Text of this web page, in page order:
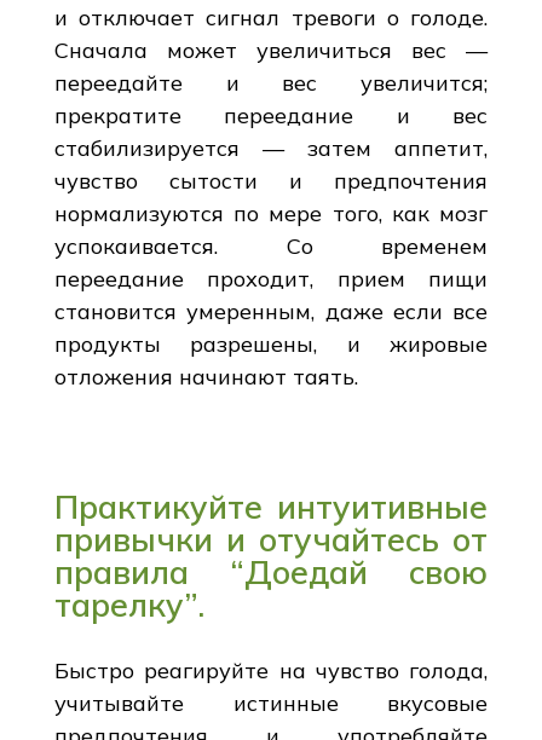
и отключает сигнал тревоги о голоде.
Сначала может увеличиться вес —
переедайте и вес увеличится;
прекратите переедание и вес
стабилизируется — затем аппетит,
чувство сытости и предпочтения
нормализуются по мере того, как мозг
успокаивается. Со временем
переедание проходит, прием пищи
становится умеренным, даже если все
продукты разрешены, и жировые
отложения начинают таять.
Практикуйте интуитивные
привычки и отучайтесь от
правила “Доедай свою
тарелку”.
Быстро реагируйте на чувство голода,
учитывайте истинные вкусовые